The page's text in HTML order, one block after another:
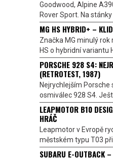
Goodwood, Alpine
Rover Sport. Na stánky
MG HS HYBRID+ –
Značka MG minulý
HS o hybridní variantu
PORSCHE 928 S4:
(RETROTEST, 1987)
Nejrychlejším Porsche
osmiválec 928 S4.
LEAPMOTOR B10
HRÁČ
Leapmotor v Evropě
městském typu T03
SUBARU E-OUTBACK